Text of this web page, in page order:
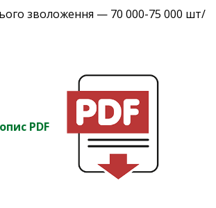
зволоження — 70 000-75 000 шт/
PDF